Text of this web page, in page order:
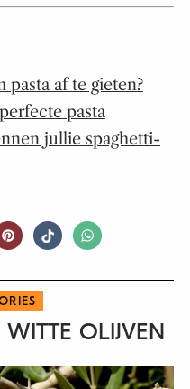
af te gieten?
pasta
jullie spaghetti-